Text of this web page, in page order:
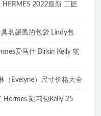
2022最新 工匠
名媛風的包袋 Lindy包
爱马仕 Birkin Kelly 鸵
（Evelyne）尺寸价格大全
凱莉包Kelly 25